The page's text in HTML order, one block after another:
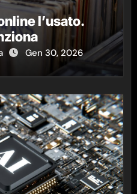
l’usato.
Gen 30, 2026